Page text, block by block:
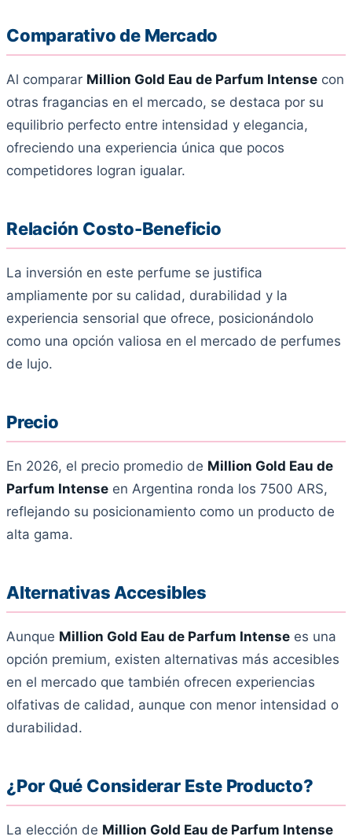
Comparativo de Mercado
Al comparar Million Gold Eau de Parfum Intense con
otras fragancias en el mercado, se destaca por su
equilibrio perfecto entre intensidad y elegancia,
ofreciendo una experiencia única que pocos
competidores logran igualar.
Relación Costo-Beneficio
La inversión en este perfume se justifica
ampliamente por su calidad, durabilidad y la
experiencia sensorial que ofrece, posicionándolo
como una opción valiosa en el mercado de perfumes
de lujo.
Precio
En 2026, el precio promedio de Million Gold Eau de
Parfum Intense en Argentina ronda los 7500 ARS,
reflejando su posicionamiento como un producto de
alta gama.
Alternativas Accesibles
Aunque Million Gold Eau de Parfum Intense es una
opción premium, existen alternativas más accesibles
en el mercado que también ofrecen experiencias
olfativas de calidad, aunque con menor intensidad o
durabilidad.
¿Por Qué Considerar Este Producto?
La elección de Million Gold Eau de Parfum Intense